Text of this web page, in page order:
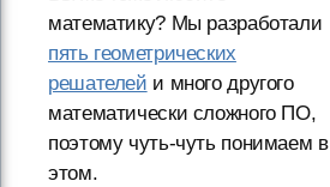
математику? Мы разработали
пять геометрических
решателей и много другого
математически сложного ПО,
поэтому чуть-чуть понимаем в
этом.